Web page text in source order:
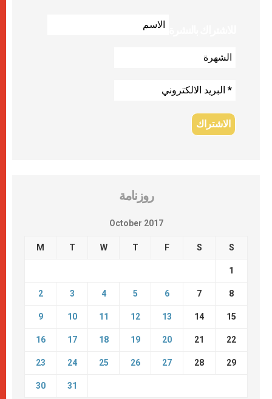
روزنامة
October 2017
M T W T F S S
1
2 3 4 5 6 7 8
9 10 11 12 13 14 15
16 17 18 19 20 21 22
23 24 25 26 27 28 29
30 31